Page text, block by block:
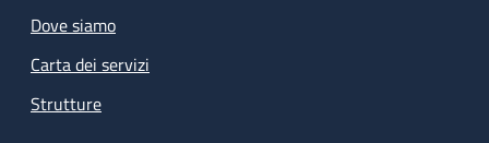
Dove siamo
Carta dei servizi
Strutture